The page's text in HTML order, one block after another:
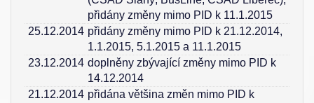
přidány změny mimo PID k 11.1.2015
25.12.2014 přidány změny mimo PID k 21.12.2014,
1.1.2015, 5.1.2015 a 11.1.2015
23.12.2014 doplněny zbývající změny mimo PID k
14.12.2014
21.12.2014 přidána většina změn mimo PID k